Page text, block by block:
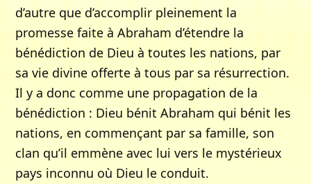
d’autre que d’accomplir pleinement la
promesse faite à Abraham d’étendre la
bénédiction de Dieu à toutes les nations, par
sa vie divine offerte à tous par sa résurrection.
Il y a donc comme une propagation de la
bénédiction : Dieu bénit Abraham qui bénit les
nations, en commençant par sa famille, son
clan qu’il emmène avec lui vers le mystérieux
pays inconnu où Dieu le conduit.